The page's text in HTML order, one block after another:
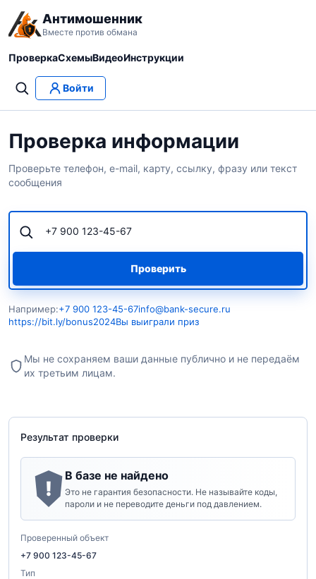
Антимошенник
Вместе против обмана
ПроверкаСхемыВидеоИнструкции
Войти
Проверка информации
Проверьте телефон, e-mail, карту, ссылку, фразу или текст
сообщения
Проверить
Например:+7 900 123-45-67info@bank-secure.ru
https://bit.ly/bonus2024Вы выиграли приз
Мы не сохраняем ваши данные публично и не передаём
их третьим лицам.
Результат проверки
!
В базе не найдено
Это не гарантия безопасности. Не называйте коды,
пароли и не переводите деньги под давлением.
Проверенный объект
+7 900 123-45-67
Тип